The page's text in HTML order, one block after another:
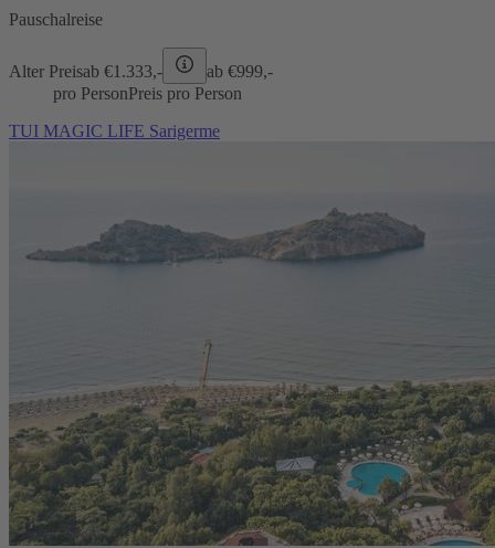
Pauschalreise
Alter Preisab €1.333,- ab €999,-
pro PersonPreis pro Person
TUI MAGIC LIFE Sarigerme